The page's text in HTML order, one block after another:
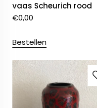
vaas Scheurich rood
€0,00
Bestellen